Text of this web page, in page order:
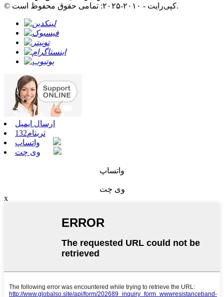
© کپی‌رایت - ۲۰۱۰-۲۰۲۵: تمامی حقوق محفوظ است.
ارسال ایمیل
تریتام132
واتساپ
وی چت
واتساپ
وی چت
x